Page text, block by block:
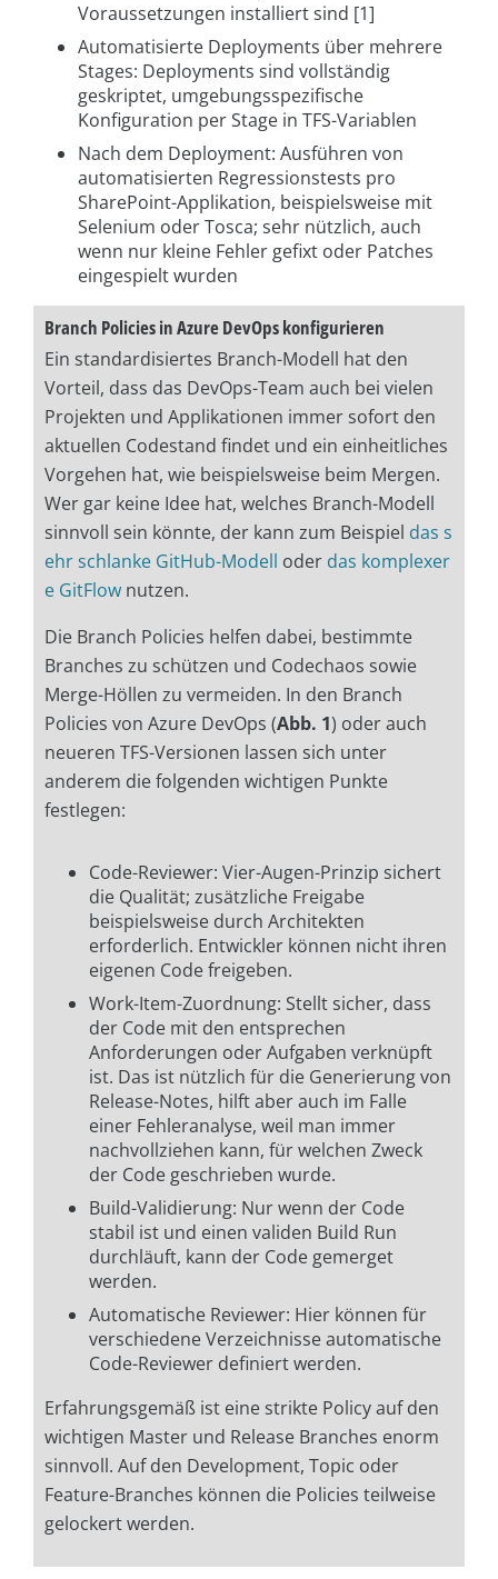
Voraussetzungen installiert sind [1]
Automatisierte Deployments über mehrere
Stages: Deployments sind vollständig
geskriptet, umgebungsspezifische
Konfiguration per Stage in TFS-Variablen
Nach dem Deployment: Ausführen von
automatisierten Regressionstests pro
SharePoint-Applikation, beispielsweise mit
Selenium oder Tosca; sehr nützlich, auch
wenn nur kleine Fehler gefixt oder Patches
eingespielt wurden
Branch Policies in Azure DevOps konfigurieren
Ein standardisiertes Branch-Modell hat den
Vorteil, dass das DevOps-Team auch bei vielen
Projekten und Applikationen immer sofort den
aktuellen Codestand findet und ein einheitliches
Vorgehen hat, wie beispielsweise beim Mergen.
Wer gar keine Idee hat, welches Branch-Modell
sinnvoll sein könnte, der kann zum Beispiel das s
ehr schlanke GitHub-Modell oder das komplexer
e GitFlow nutzen.
Die Branch Policies helfen dabei, bestimmte
Branches zu schützen und Codechaos sowie
Merge-Höllen zu vermeiden. In den Branch
Policies von Azure DevOps (Abb. 1) oder auch
neueren TFS-Versionen lassen sich unter
anderem die folgenden wichtigen Punkte
festlegen:
Code-Reviewer: Vier-Augen-Prinzip sichert
die Qualität; zusätzliche Freigabe
beispielsweise durch Architekten
erforderlich. Entwickler können nicht ihren
eigenen Code freigeben.
Work-Item-Zuordnung: Stellt sicher, dass
der Code mit den entsprechen
Anforderungen oder Aufgaben verknüpft
ist. Das ist nützlich für die Generierung von
Release-Notes, hilft aber auch im Falle
einer Fehleranalyse, weil man immer
nachvollziehen kann, für welchen Zweck
der Code geschrieben wurde.
Build-Validierung: Nur wenn der Code
stabil ist und einen validen Build Run
durchläuft, kann der Code gemerget
werden.
Automatische Reviewer: Hier können für
verschiedene Verzeichnisse automatische
Code-Reviewer definiert werden.
Erfahrungsgemäß ist eine strikte Policy auf den
wichtigen Master und Release Branches enorm
sinnvoll. Auf den Development, Topic oder
Feature-Branches können die Policies teilweise
gelockert werden.